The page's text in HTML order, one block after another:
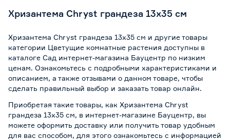
Хризантема Chryst грандеза 13х35 см
Хризантема Chryst грандеза 13х35 см и другие товары
категории Цветущие комнатные растения доступны в
каталоге Сад интернет-магазина Бауцентр по низким
ценам. Ознакомьтесь с подробными характеристиками и
описанием, а также отзывами о данном товаре, чтобы
сделать правильный выбор и заказать товар онлайн.
Приобретая такие товары, как Хризантема Chryst
грандеза 13х35 см, в интернет-магазине Бауцентр, вы
можете оформить доставку или получить товар удобным
для вас способом, для этого ознакомьтесь с информацией